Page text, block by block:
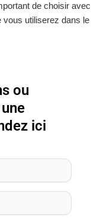
de choisir avec
utiliserez dans le
ou
ici